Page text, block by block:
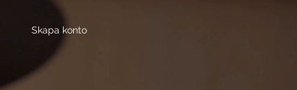
Skapa konto